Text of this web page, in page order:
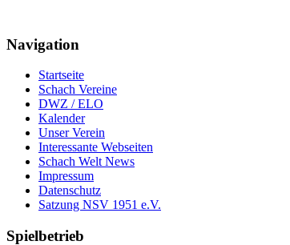
Navigation
Startseite
Schach Vereine
DWZ / ELO
Kalender
Unser Verein
Interessante Webseiten
Schach Welt News
Impressum
Datenschutz
Satzung NSV 1951 e.V.
Spielbetrieb